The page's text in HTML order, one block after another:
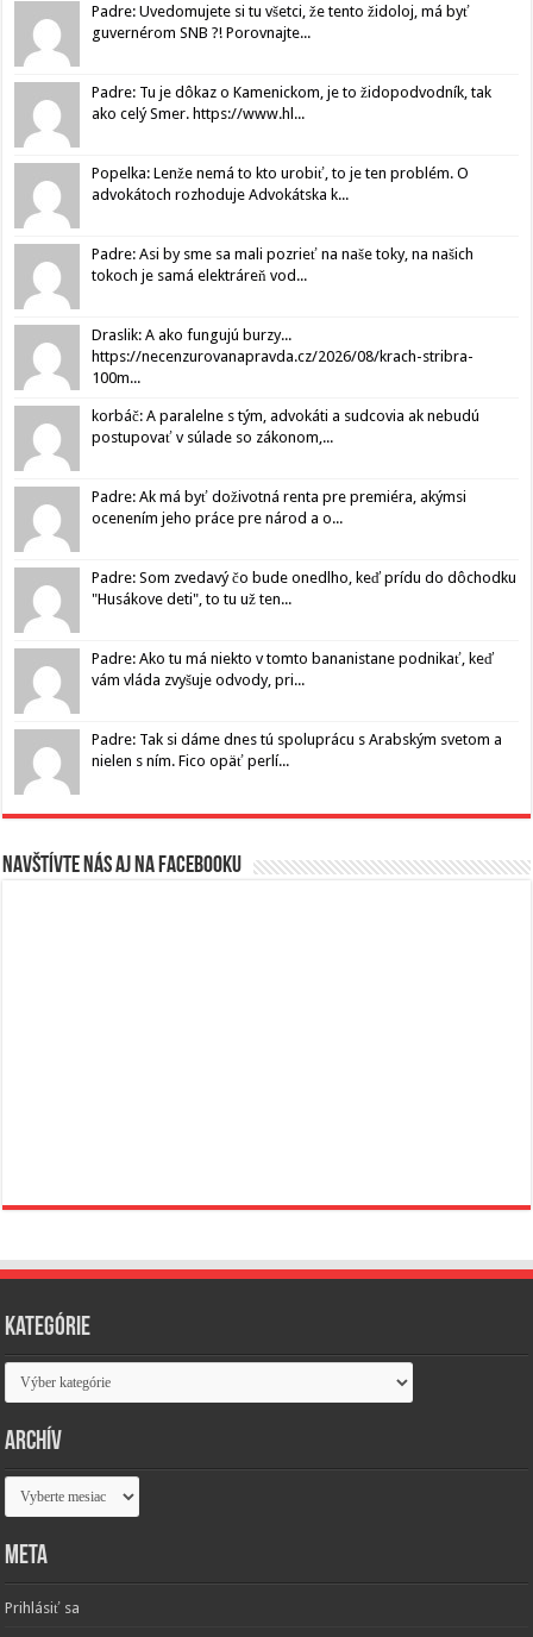
Padre: Uvedomujete si tu všetci, že tento židoloj, má byť
guvernérom SNB ?! Porovnajte...
Padre: Tu je dôkaz o Kamenickom, je to židopodvodník, tak
ako celý Smer. https://www.hl...
Popelka: Lenže nemá to kto urobiť, to je ten problém. O
advokátoch rozhoduje Advokátska k...
Padre: Asi by sme sa mali pozrieť na naše toky, na našich
tokoch je samá elektráreň vod...
Draslik: A ako fungujú burzy...
https://necenzurovanapravda.cz/2026/08/krach-stribra-
100m...
korbáč: A paralelne s tým, advokáti a sudcovia ak nebudú
postupovať v súlade so zákonom,...
Padre: Ak má byť doživotná renta pre premiéra, akýmsi
ocenením jeho práce pre národ a o...
Padre: Som zvedavý čo bude onedlho, keď prídu do dôchodku
"Husákove deti", to tu už ten...
Padre: Ako tu má niekto v tomto bananistane podnikať, keď
vám vláda zvyšuje odvody, pri...
Padre: Tak si dáme dnes tú spoluprácu s Arabským svetom a
nielen s ním. Fico opäť perlí...
Navštívte nás aj na Facebooku
Kategórie
Kategórie
Archív
Archív
Meta
Prihlásiť sa